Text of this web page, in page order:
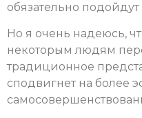
обязательно подойдут
Но я очень надеюсь,
некоторым людям
традиционное
сподвигнет на более